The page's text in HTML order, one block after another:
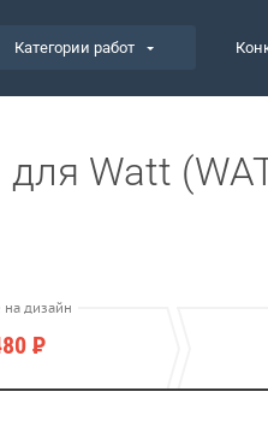
Категории работ
Watt
на дизайн
Р